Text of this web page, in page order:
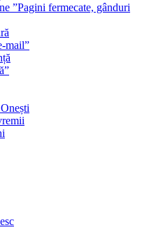
”Pagini fermecate, gânduri
mail”